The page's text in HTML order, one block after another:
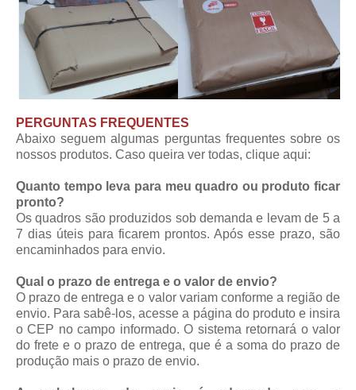
PERGUNTAS FREQUENTES
Abaixo seguem algumas perguntas frequentes sobre os
nossos produtos. Caso queira ver todas, clique aqui:
Quanto tempo leva para meu quadro ou produto ficar
pronto?
Os quadros são produzidos sob demanda e levam de 5 a
7 dias úteis para ficarem prontos. Após esse prazo, são
encaminhados para envio.
Qual o prazo de entrega e o valor de envio?
O prazo de entrega e o valor variam conforme a região de
envio. Para sabê-los, acesse a página do produto e insira
o CEP no campo informado. O sistema retornará o valor
do frete e o prazo de entrega, que é a soma do prazo de
produção mais o prazo de envio.